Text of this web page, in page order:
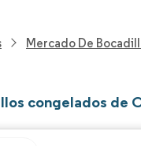
Mercado De
congelados de